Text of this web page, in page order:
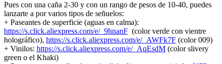
Pues con una caña 2-30 y con un rango de pesos de 10-40, puedes
lanzarte a por varios tipos de señuelos:
+ Paseantes de superficie (aguas en calma):
https://s.click.aliexpress.com/e/_9hnanF (color verde con vientre
holográfico), https://s.click.aliexpress.com/e/_AWFk7F (color 009)
+ Vinilos: https://s.click.aliexpress.com/e/_AqEsdM (color slivery
green o el Khaki)